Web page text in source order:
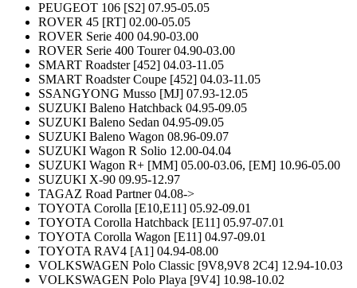
PEUGEOT 106 [S2] 07.95-05.05
ROVER 45 [RT] 02.00-05.05
ROVER Serie 400 04.90-03.00
ROVER Serie 400 Tourer 04.90-03.00
SMART Roadster [452] 04.03-11.05
SMART Roadster Coupe [452] 04.03-11.05
SSANGYONG Musso [MJ] 07.93-12.05
SUZUKI Baleno Hatchback 04.95-09.05
SUZUKI Baleno Sedan 04.95-09.05
SUZUKI Baleno Wagon 08.96-09.07
SUZUKI Wagon R Solio 12.00-04.04
SUZUKI Wagon R+ [MM] 05.00-03.06, [EM] 10.96-05.00
SUZUKI X-90 09.95-12.97
TAGAZ Road Partner 04.08->
TOYOTA Corolla [E10,E11] 05.92-09.01
TOYOTA Corolla Hatchback [E11] 05.97-07.01
TOYOTA Corolla Wagon [E11] 04.97-09.01
TOYOTA RAV4 [A1] 04.94-08.00
VOLKSWAGEN Polo Classic [9V8,9V8 2C4] 12.94-10.03
VOLKSWAGEN Polo Playa [9V4] 10.98-10.02